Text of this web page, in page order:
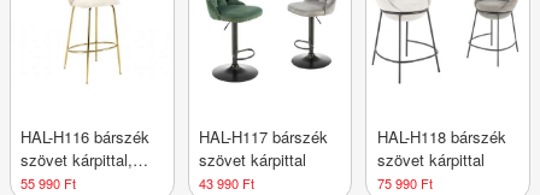
HAL-H116 bárszék
szövet kárpittal,
arany színű vázzal
55 990 Ft
HAL-H117 bárszék
szövet kárpittal
43 990 Ft
HAL-H118 bárszék
szövet kárpittal
75 990 Ft